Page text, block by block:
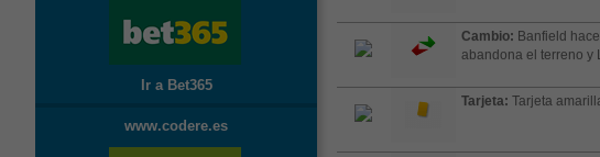
Ir a Bet365
www.codere.es
Cambio: Banfield
abandona el terreno y
Tarjeta: Tarjeta